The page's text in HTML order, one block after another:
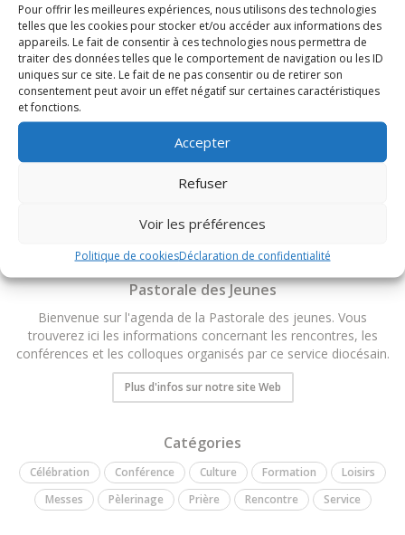
Pour offrir les meilleures expériences, nous utilisons des technologies
telles que les cookies pour stocker et/ou accéder aux informations des
appareils. Le fait de consentir à ces technologies nous permettra de
traiter des données telles que le comportement de navigation ou les ID
uniques sur ce site. Le fait de ne pas consentir ou de retirer son
consentement peut avoir un effet négatif sur certaines caractéristiques
et fonctions.
Accepter
Refuser
Voir les préférences
Politique de cookiesDéclaration de confidentialité
Demander une mise à jour
TOUS LES ÉVÉNEMENTS DU DIOCÈSE
Pastorale des Jeunes
Bienvenue sur l'agenda de la Pastorale des jeunes. Vous
trouverez ici les informations concernant les rencontres, les
conférences et les colloques organisés par ce service diocésain.
Plus d'infos sur notre site Web
Catégories
Célébration Conférence Culture Formation
Loisirs
Messes
Pèlerinage Prière Rencontre Service